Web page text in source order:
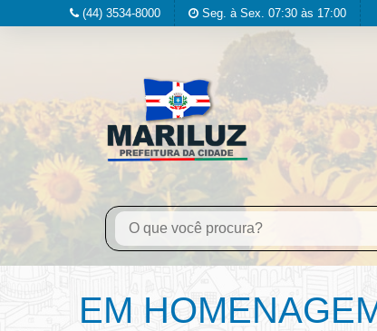
(44) 3534-8000 Seg. à Sex. 07:30 às 17:00
EM